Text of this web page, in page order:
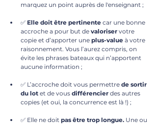
marquez un point auprès de l'enseignant ;
✅ Elle doit être pertinente car une bonne
accroche a pour but de valoriser votre
copie et d’apporter une plus-value à votre
raisonnement. Vous l’aurez compris, on
évite les phrases bateaux qui n’apportent
aucune information ;
✅ L’accroche doit vous permettre de sortir
du lot et de vous différencier des autres
copies (et oui, la concurrence est là !) ;
✅ Elle ne doit pas être trop longue. Une ou